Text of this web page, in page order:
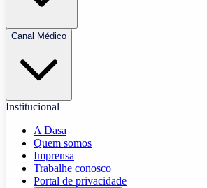
Canal Médico
Institucional
A Dasa
Quem somos
Imprensa
Trabalhe conosco
Portal de privacidade